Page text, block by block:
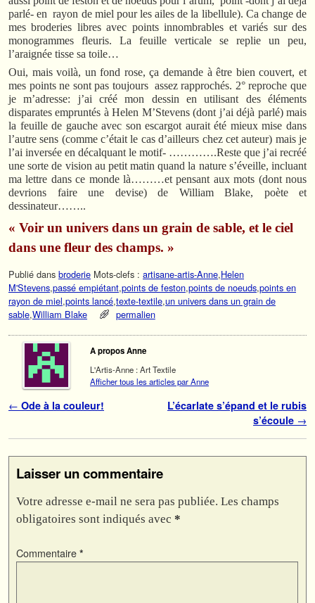
parlé- en rayon de miel pour les ailes de la libellule). Ca change de
mes broderies libres avec points innombrables et variés sur des
monogrammes fleuris. La feuille verticale se replie un peu,
l’araignée tisse sa toile…
Oui, mais voilà, un fond rose, ça demande à être bien couvert, et
mes points ne sont pas toujours assez rapprochés. 2° reproche que
je m’adresse: j’ai créé mon dessin en utilisant des éléments
disparates empruntés à Helen M’Stevens (dont j’ai déjà parlé) mais
la feuille de gauche avec son escargot aurait été mieux mise dans
l’autre sens (comme c’était le cas d’ailleurs chez cet auteur) mais je
l’ai inversée en décalquant le motif- ………….Reste que j’ai recréé
une sorte de vision au petit matin quand la nature s’éveille, incluant
ma lettre dans ce monde là………et pensant aux mots (dont nous
devrions faire une devise) de William Blake, poète et
dessinateur……..
« Voir un univers dans un grain de sable, et le ciel
dans une fleur des champs. »
Publié dans broderie Mots-clefs : artisane-artis-Anne,Helen
M'Stevens,passé empiétant,points de feston,points de noeuds,points en
rayon de miel,points lancé,texte-textile,un univers dans un grain de
sable,William Blake permalien
A propos Anne
L'Artis-Anne : Art Textile
Afficher tous les articles par Anne
Navigation des articles
← Ode à la couleur!
L’écarlate s’épand et le rubis
s’écoule →
Laisser un commentaire
Votre adresse e-mail ne sera pas publiée. Les champs
obligatoires sont indiqués avec *
Commentaire *